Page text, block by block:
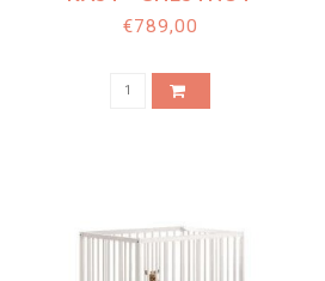
€789,00